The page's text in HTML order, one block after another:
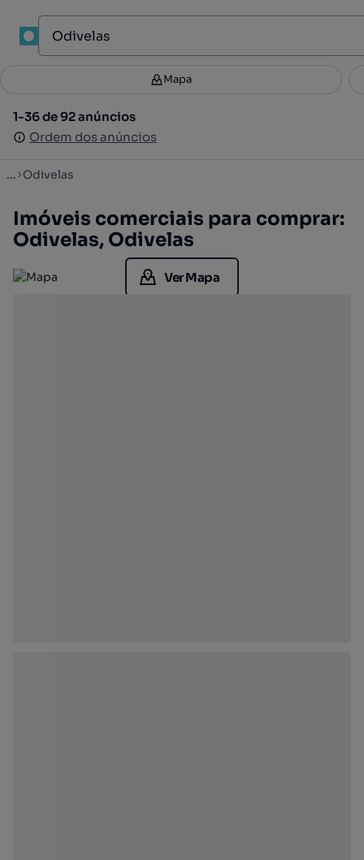
Filtros 2
1-36 de 92 anúncios
Ordem dos anúncios
Mapa
1-36 de 92 anúncios
Ordem dos anúncios
... Odivelas
Imóveis comerciais para comprar:
Odivelas, Odivelas
Ver Mapa